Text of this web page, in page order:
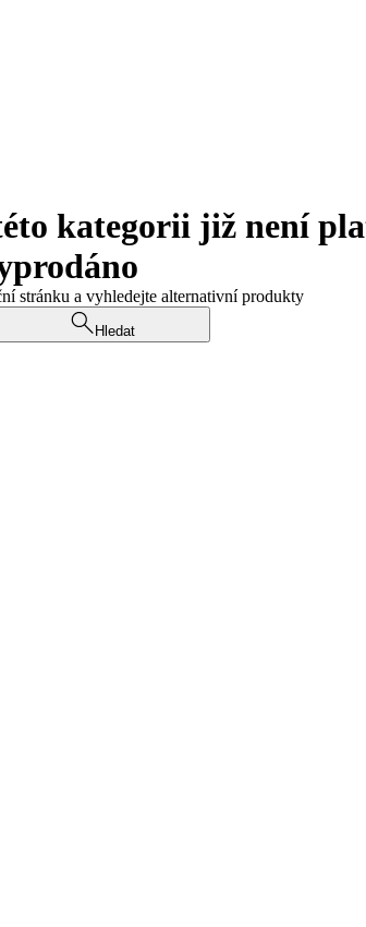
kategorii již není
stránku a vyhledejte alternativní produkty
Hledat